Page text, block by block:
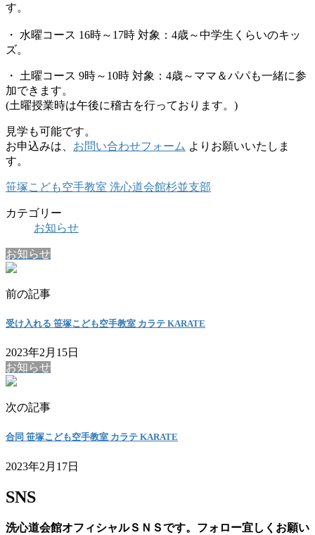
す。
・ 水曜コース 16時～17時 対象：4歳～中学生くらいのキッ
ズ。
・ 土曜コース 9時～10時 対象：4歳～ママ＆パパも一緒に参
加できます。
(土曜授業時は午後に稽古を行っております。)
見学も可能です。
お申込みは、 お問い合わせフォーム よりお願いいたしま
す。
笹塚こども空手教室 洗心道会館杉並支部
カテゴリー
お知らせ
お知らせ
前の記事
受け入れる 笹塚こども空手教室 カラテ KARATE
2023年2月15日
お知らせ
次の記事
合同 笹塚こども空手教室 カラテ KARATE
2023年2月17日
SNS
洗心道会館オフィシャルＳＮＳです。フォロー宜しくお願い